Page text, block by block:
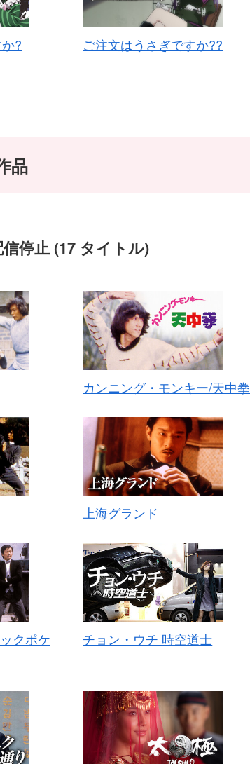
? ご注文はうさぎですか??
品
停止 (17 タイトル)
カンニング・モンキー/天中拳
上海グランド
クポケ
チョン・ウチ 時空道士